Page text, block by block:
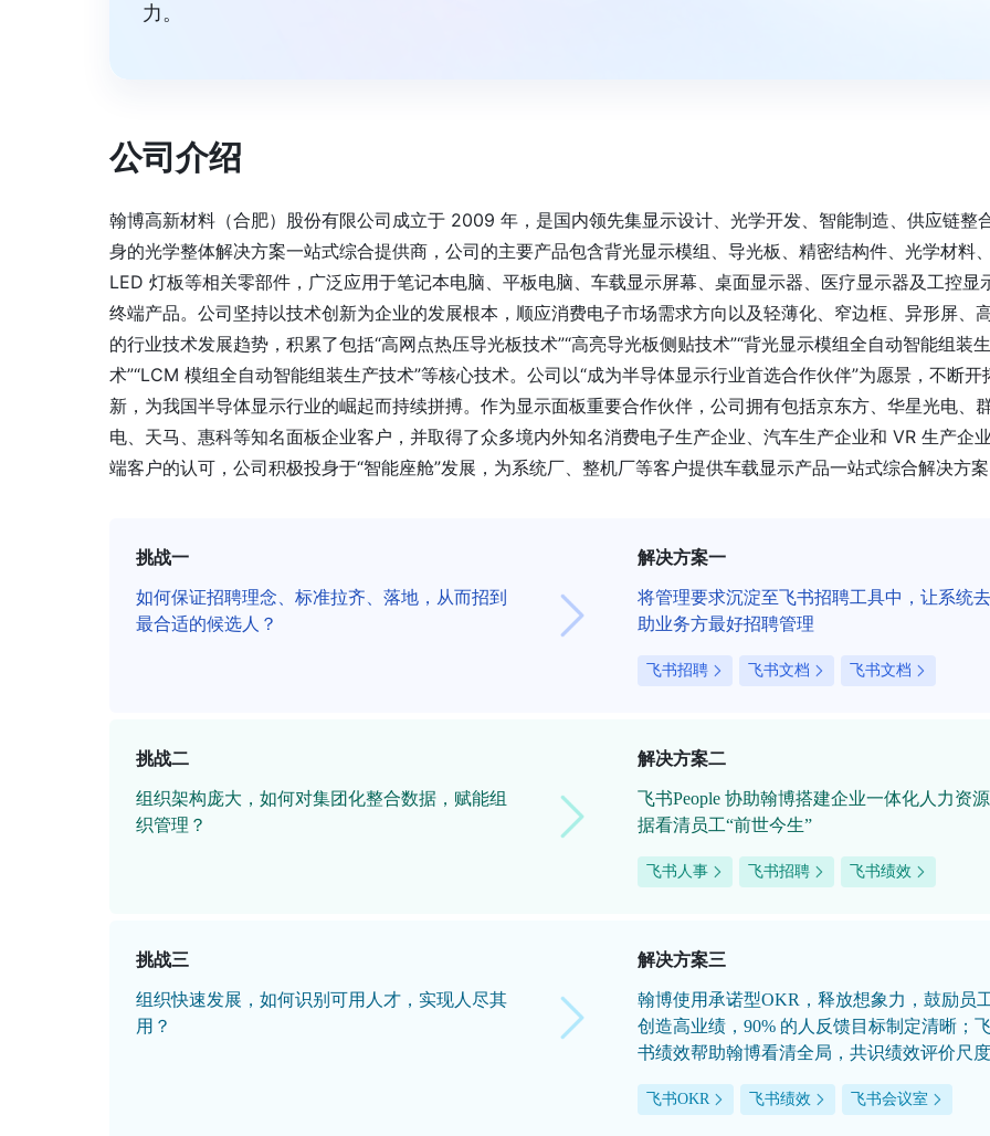
力。
公司介绍
翰博高新材料（合肥）股份有限公司成立于 2009 年，是国内领先集显示设计、光学开发、智能制造、供应链整
身的光学整体解决方案一站式综合提供商，公司的主要产品包含背光显示模组、导光板、精密结构件、光学材料
LED 灯板等相关零部件，广泛应用于笔记本电脑、平板电脑、车载显示屏幕、桌面显示器、医疗显示器及工控显
终端产品。公司坚持以技术创新为企业的发展根本，顺应消费电子市场需求方向以及轻薄化、窄边框、异形屏、
的行业技术发展趋势，积累了包括“高网点热压导光板技术”“高亮导光板侧贴技术”“背光显示模组全自动智能组装
术”“LCM 模组全自动智能组装生产技术”等核心技术。公司以“成为半导体显示行业首选合作伙伴”为愿景，不断开
新，为我国半导体显示行业的崛起而持续拼搏。作为显示面板重要合作伙伴，公司拥有包括京东方、华星光电、
电、天马、惠科等知名面板企业客户，并取得了众多境内外知名消费电子生产企业、汽车生产企业和 VR 生产企
端客户的认可，公司积极投身于“智能座舱”发展，为系统厂、整机厂等客户提供车载显示产品一站式综合解决方案
挑战一
如何保证招聘理念、标准拉齐、落地，从而招到
最合适的候选人？
解决方案一
将管理要求沉淀至飞书招聘工具中，让系统
助业务方最好招聘管理
飞书招聘 飞书文档 飞书文档
挑战二
组织架构庞大，如何对集团化整合数据，赋能组
织管理？
解决方案二
飞书People 协助翰博搭建企业一体化人力资
据看清员工“前世今生”
飞书人事 飞书招聘 飞书绩效
挑战三
组织快速发展，如何识别可用人才，实现人尽其
用？
解决方案三
翰博使用承诺型OKR，释放想象力，鼓励员
创造高业绩，90% 的人反馈目标制定清晰；
书绩效帮助翰博看清全局，共识绩效评价尺度
飞书OKR 飞书绩效 飞书会议室